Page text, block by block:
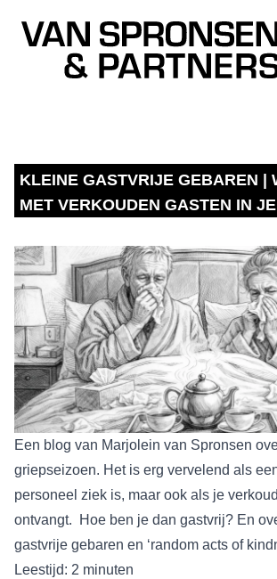
Van Spronsen & Partners
KLEINE GASTVRIJE GEBAREN |
MET VERKOUDEN GASTEN IN
Een blog van Marjolein van Spronsen
griepseizoen. Het is erg vervelend als
personeel ziek is, maar ook als je
ontvangt. Hoe ben je dan gastvrij? En
gastvrije gebaren en ‘random acts of
Leestijd: 2 minuten